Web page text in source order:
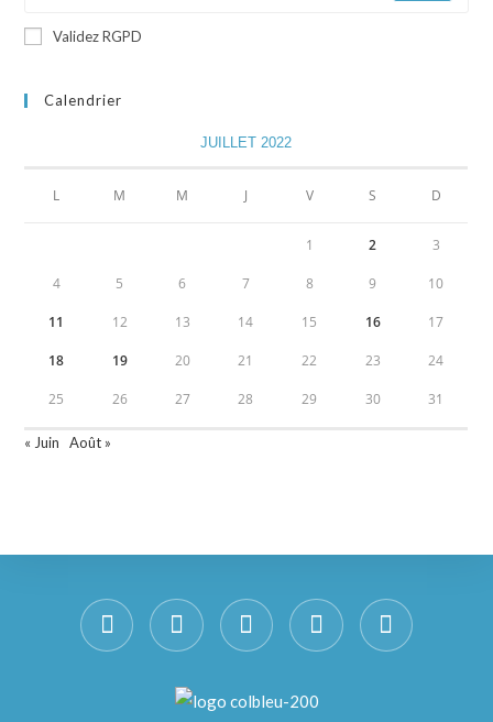
Validez RGPD
Calendrier
JUILLET 2022
L M M J V S D
1 2 3
4 5 6 7 8 9 10
11 12 13 14 15 16 17
18 19 20 21 22 23 24
25 26 27 28 29 30 31
« Juin Août »